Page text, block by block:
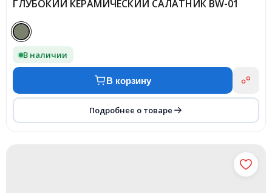
ГЛУБОКИЙ КЕРАМИЧЕСКИЙ САЛАТНИК BW-01
В наличии
В корзину
Подробнее о товаре